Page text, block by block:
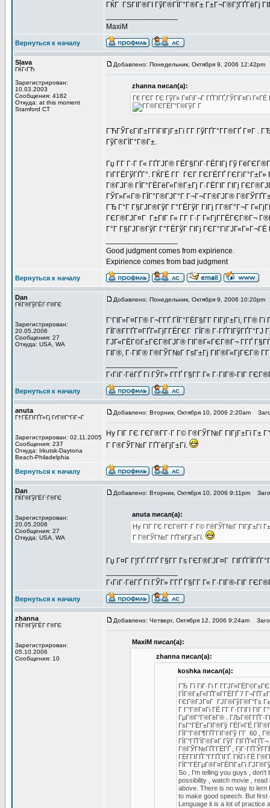
ГЌГ ГЅГІГ®ГІ ГўГ®ГЇГ°Г®Г± Г±Г¬Г®Г¦ГҐГёГј
MaxiM
Вернуться к началу
Slava
ГЌГ‹ГЋ
Зарегистрирован:
10.03.2003
Сообщения: 4182
Откуда: at this moment
Stamford CT
Добавлено: Понедельник, Октября 9, 2006 12:42pm
zhanna писал(а):
Г€ ГЄГ ГЄ ГўГ» Г¤ГіГ¬Г ГҐГІГҐ,ГЎГіГ¤Гі
ГЋГЎГєГїГ±Г­ГїГІГјГ±Гї Г­Г ГўГҐГ°Г­Г®ГҐ Г¤Г
ГўГ®ГЇГ°Г®Г±.
Гџ Г­Г Г·Г Г« ГҐГЈГ® ГЁГ§ГіГ·ГЁГІГј Гў
ГіГ­ГЁГўГҐГ°. ГЌГЁ Г­Г ГЄГ ГЄГЁГҐ ГЄГіГ°Г±Г»
Г®ГЈГ® ГЇГ°ГЁГёГ«Г®Г±Гј Г·ГЁГІГ ГІГј
ГЎГ»Г«Г® ГЇГ°Г®ГЈГ°Г Г¬Г¬Г­Г®ГЈГ®
ГЂ Г°Г Г§ГЈГ®ГўГ Г°ГЁГўГ ГІГј Г­Г®Г°Г¬Г
ГЄГ®ГЈГ¤Г Г±ГІГ Г« Г­Г Г·Г Г«ГјГ­ГЁГЄГ®Г¬
Г°Г Г§ГЈГ®ГўГ Г°ГЁГўГ ГІГј
Good judgment comes from expirience.
Expirience comes from bad judgment
Вернуться к началу
Dan
ГЌГ®ГўГЁГ·Г®ГЄ
Зарегистрирован:
20.05.2006
Сообщения: 27
Откуда: USA, WA
Добавлено: Понедельник, Октября 9, 2006 10:20pm
Г‘ГІГ»Г¤Г­Г® Г¬Г­ГҐ ГЇГ°ГЁГ§Г­Г ГІГјГ±Гї, Г­Г®
ГЇГ®Г­ГҐГ¤ГҐГ«ГјГ­ГЁГЄГ ГЇГ®
ГЈГ«ГЁГ©Г±ГЄГ®ГЈГ® ГІГ®Г«ГЄГ®Г¬ Г­ГҐ
ГІГ®, Г·ГІГ® Г®ГЎГ№Г ГѕГ±Гј ГІГ®Г«ГјГЄГ®
Г‹ГіГ·ГёГҐ Гї ГЎГ» Г­ГҐ Г§Г­Г Г« Г·ГІГ®-ГІГ
Вернуться к началу
anuta
Г†ГЁГІГҐГ«Гј ГґГ®Г°ГіГ¬Г
Зарегистрирован: 02.11.2005
Сообщения: 237
Откуда: Irkutsk-Daytona
Beach-Philadelphia
Добавлено: Вторник, Октября 10, 2006 2:20am
Hy ГІГ ГЄ ГЄГ®Г­Г·Г Г© Г®ГЎГ№Г ГІГјГ±Гї Г±
Г Г®ГЎГ№Г ГҐГёГјГ±Гї.
Вернуться к началу
Dan
ГЌГ®ГўГЁГ·Г®ГЄ
Зарегистрирован:
20.05.2006
Сообщения: 27
Откуда: USA, WA
Добавлено: Вторник, Октября 10, 2006 9:11pm
anuta писал(а):
Hy ГІГ ГЄ ГЄГ®Г­Г·Г Г© Г®ГЎГ№Г ГІГјГ±Гї
Г Г®ГЎГ№Г ГҐГёГјГ±Гї.
Гџ Г¤Г Г¦ГҐ Г­ГҐ Г§Г­Г Гѕ ГЄГ®ГЈГ¤Г
Г‹ГіГ·ГёГҐ Гї ГЎГ» Г­ГҐ Г§Г­Г Г« Г·ГІГ®-ГІГ
Вернуться к началу
zhanna
ГЌГ®ГўГЁГ·Г®ГЄ
Зарегистрирован:
05.10.2006
Сообщения: 10
Добавлено: Четверг, Октября 12, 2006 9:24am
MaxiM писал(а):
zhanna писал(а):
koshka писал(а):
ГЂ Гї ГіГ·Гі Г
ГЇГ®Г±Г«ГҐГ¤Г­ГЁГҐ 7
ГЄГ®ГЈГ¤Г ГЈГ®ГўГ®Г°Гѕ
Г Г°Г®Г¤Гі ГЁ Г­Г Г·Г­ГіГІ ГІГ
ГµГ®Г°Г®ГёГ® .
ГѕГ°ГЁГ±ГІГ®Гў ГЁГ«ГЁ
ГЇГ°Г®Г¶ГҐГ­ГІГ®Гў Г­Г 60 ,
ГЇГ°ГҐГЇГ®Г¤Г ГўГ
Г®ГЎГ№ГҐГ­ГЁГҐ ,
ГЁГ­ГІГҐГ°Г­ГҐГІГҐ. ГЌГі ГЁ
ГЇГ°ГЁГµГ®Г¤ГЁГІГ±Гї
So , I'm telling you guys , don't
possibility , watch movie ,
above. There is no way to lern
to make good speech. But
Lenguage it is a lot of practice